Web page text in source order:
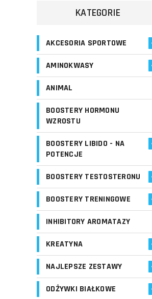
KATEGORIE
AKCESORIA SPORTOWE
AMINOKWASY
ANIMAL
BOOSTERY HORMONU
WZROSTU
BOOSTERY LIBIDO - NA
POTENCJE
BOOSTERY TESTOSTERONU
BOOSTERY TRENINGOWE
INHIBITORY AROMATAZY
KREATYNA
NAJLEPSZE ZESTAWY
ODŻYWKI BIAŁKOWE